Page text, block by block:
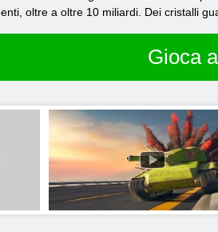
oltre a oltre 10 miliardi. Dei cristalli
Gioca